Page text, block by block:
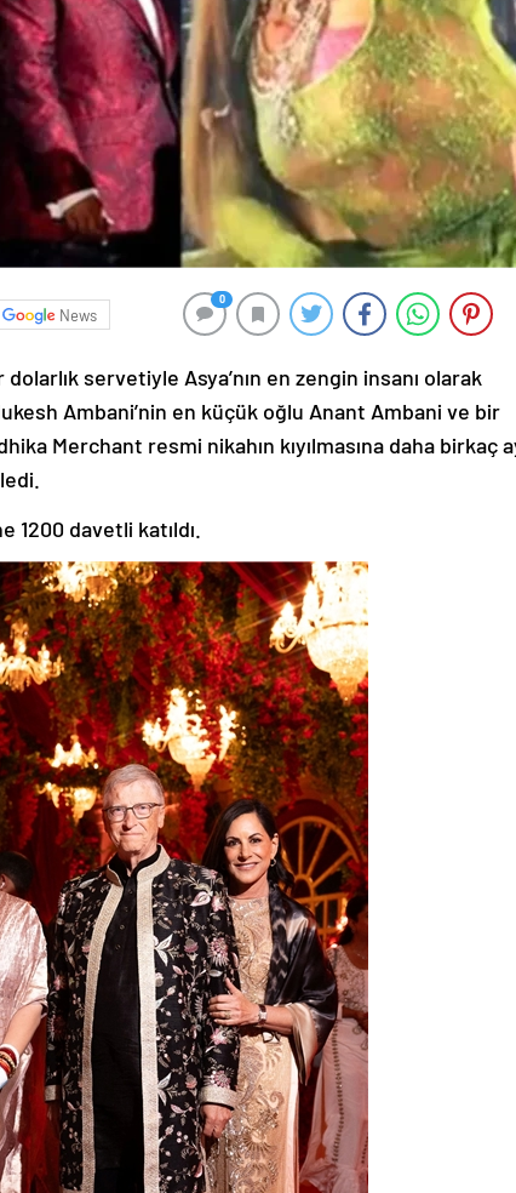
News
0
servetiyle Asya’nın en zengin insanı olarak
Ambani’nin en küçük oğlu Anant Ambani ve bir
Merchant resmi nikahın kıyılmasına daha birkaç
1200 davetli katıldı.